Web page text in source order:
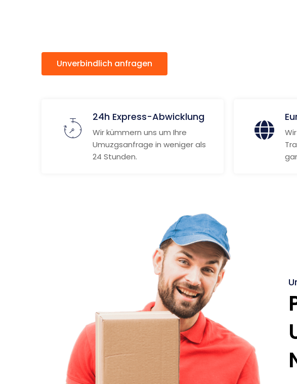
Unverbindlich anfragen
24h Express-Abwicklung
Wir kümmern uns um Ihre
Umuzgsanfrage in weniger als
24 Stunden.